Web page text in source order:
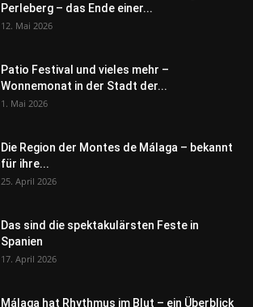
Perleberg – das Ende einer...
12. Mai 2026
Patio Festival und vieles mehr –
Wonnemonat in der Stadt der...
1. Mai 2026
Die Region der Montes de Málaga – bekannt
für ihre...
25. April 2026
Das sind die spektakulärsten Feste in
Spanien
17. April 2026
Málaga hat Rhythmus im Blut – ein Überblick